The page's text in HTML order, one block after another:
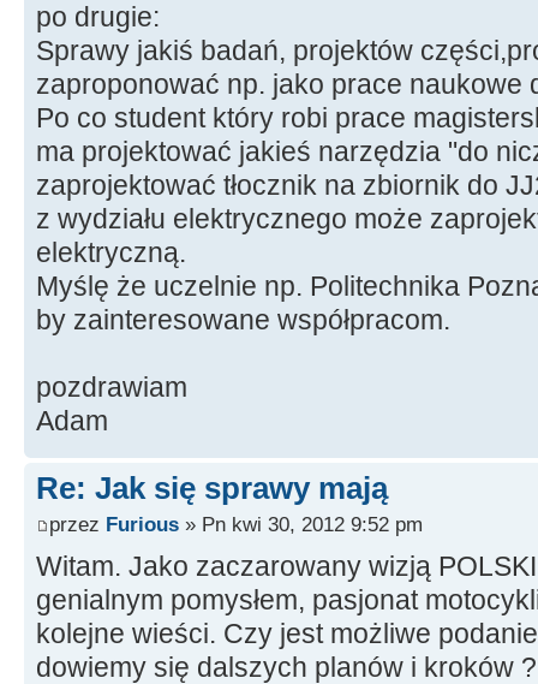
po drugie:
Sprawy jakiś badań, projektów
zaproponować np. jako prace naukowe
Po co student który robi prace
ma projektować jakieś narzędzia "do
zaprojektować tłocznik na zbiornik do
z wydziału elektrycznego może
elektryczną.
Myślę że uczelnie np. Politechnika
by zainteresowane współpracom.
pozdrawiam
Adam
Re: Jak się sprawy mają
przez Furious » Pn kwi 30, 2012 9:52 pm
Witam. Jako zaczarowany wizją
genialnym pomysłem, pasjonat
kolejne wieści. Czy jest możliwe
dowiemy się dalszych planów i kroków